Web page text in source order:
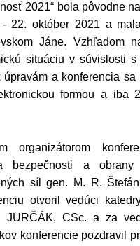
2021“ bola pôvodne
22. október 2021 a
Jáne. Vzhľadom
situáciu v súvislosti s
úpravám a konferencia sa
formou a iba
organizátorom
bezpečnosti a obrany
síl gen. M. R.
otvoril vedúci
JURČÁK, CSc. a za
konferencie pozdravil